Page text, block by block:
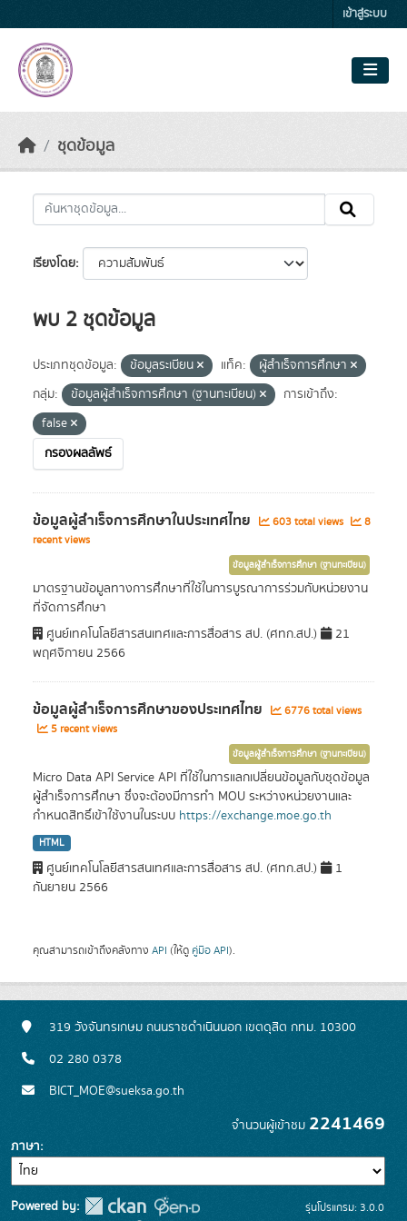
เข้าสู่ระบบ
ชุดข้อมูล
เรียงโดย
พบ 2 ชุดข้อมูล
ประเภทชุดข้อมูล: ข้อมูลระเบียน แท็ค:
ผู้สำเร็จการศึกษา
กลุ่ม:
ข้อมูลผู้สำเร็จการศึกษา (ฐานทะเบียน)
การเข้าถึง:
false
กรองผลลัพธ์
ข้อมูลผู้สำเร็จการศึกษาในประเทศไทย 603 total views
8
recent views
ข้อมูลผู้สำเร็จการศึกษา (ฐานทะเบียน)
มาตรฐานข้อมูลทางการศึกษาที่ใช้ในการบูรณาการร่วมกับหน่วยงาน
ที่จัดการศึกษา
ศูนย์เทคโนโลยีสารสนเทศและการสื่อสาร สป. (ศทก.สป.)
21
พฤศจิกายน 2566
ข้อมูลผู้สำเร็จการศึกษาของประเทศไทย
6776 total views
5 recent views
ข้อมูลผู้สำเร็จการศึกษา (ฐานทะเบียน)
Micro Data API Service API ที่ใช้ในการแลกเปลี่ยนข้อมูลกับชุดข้อมูล
ผู้สำเร็จการศึกษา ซึ่งจะต้องมีการทำ MOU ระหว่างหน่วยงานและ
กำหนดสิทธิ์เข้าใช้งานในระบบ https://exchange.moe.go.th
HTML
ศูนย์เทคโนโลยีสารสนเทศและการสื่อสาร สป. (ศทก.สป.)
1
กันยายน 2566
คุณสามารถเข้าถึงคลังทาง API (ให้ดู คู่มือ API).
319 วังจันทรเกษม ถนนราชดำเนินนอก เขตดุสิต กทม. 10300
02 280 0378
BICT_MOE@sueksa.go.th
จำนวนผู้เข้าชม 2241469
ภาษา
Powered by:
รุ่นโปรแกรม: 3.0.0